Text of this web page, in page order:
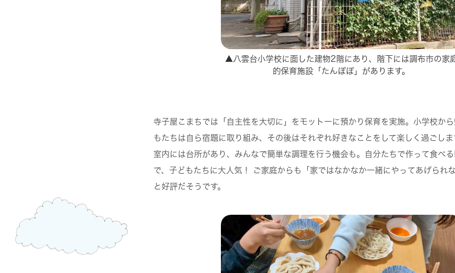
▲八雲台小学校に面した建物2階にあり、階下には調布市の家
的保育施設「たんぽぽ」があります。
寺子屋こまちでは「自主性を大切に」をモットーに預かり保育を実施。小学校か
もたちは自ら宿題に取り組み、その後はそれぞれ好きなことをして楽しく過ごしま
室内には台所があり、みんなで簡単な調理を行う機会も。自分たちで作って食べ
で、子どもたちに大人気！ ご家庭からも「家ではなかなか一緒にやってあげられ
と好評だそうです。